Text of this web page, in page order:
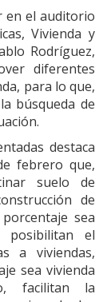
en el auditorio
Vivienda y
Rodríguez,
diferentes
para lo que,
búsqueda de
destaca
febrero que,
suelo de
de
sea
posibilitan el
a viviendas,
sea vivienda
facilitan la